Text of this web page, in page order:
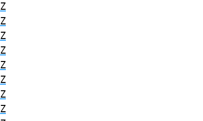
Z
Z
Z
Z
Z
Z
Z
Z